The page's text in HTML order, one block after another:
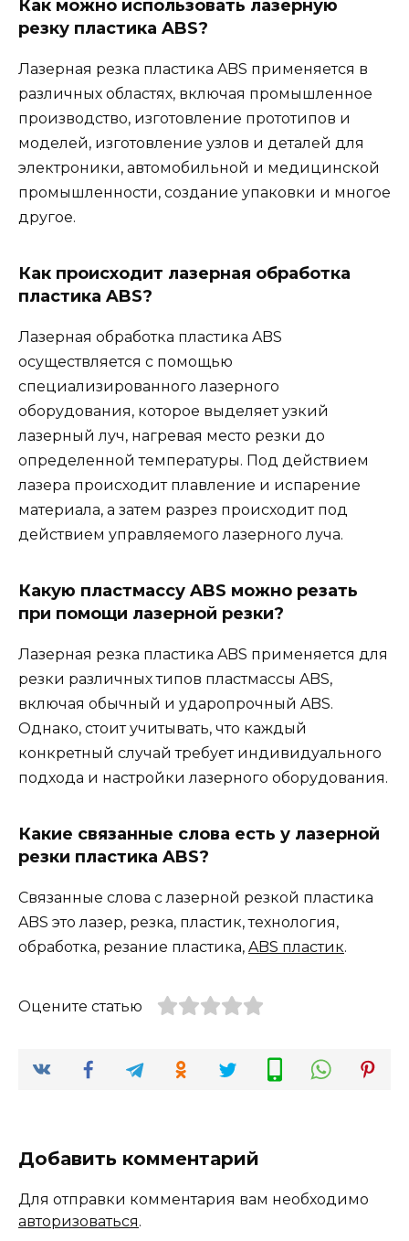
Как можно использовать лазерную
резку пластика ABS?
Лазерная резка пластика ABS применяется в
различных областях, включая промышленное
производство, изготовление прототипов и
моделей, изготовление узлов и деталей для
электроники, автомобильной и медицинской
промышленности, создание упаковки и многое
другое.
Как происходит лазерная обработка
пластика ABS?
Лазерная обработка пластика ABS
осуществляется с помощью
специализированного лазерного
оборудования, которое выделяет узкий
лазерный луч, нагревая место резки до
определенной температуры. Под действием
лазера происходит плавление и испарение
материала, а затем разрез происходит под
действием управляемого лазерного луча.
Какую пластмассу ABS можно резать
при помощи лазерной резки?
Лазерная резка пластика ABS применяется для
резки различных типов пластмассы ABS,
включая обычный и ударопрочный ABS.
Однако, стоит учитывать, что каждый
конкретный случай требует индивидуального
подхода и настройки лазерного оборудования.
Какие связанные слова есть у лазерной
резки пластика ABS?
Связанные слова с лазерной резкой пластика
ABS это лазер, резка, пластик, технология,
обработка, резание пластика, ABS пластик.
Оцените статью
Добавить комментарий
Для отправки комментария вам необходимо
авторизоваться.